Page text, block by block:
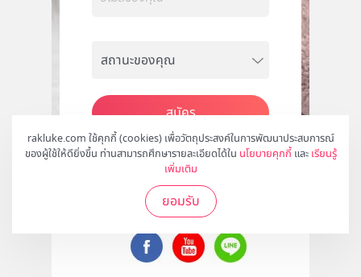
rakluke.com ใช้คุกกี้ (cookies) เพื่อวัตถุประสงค์ในการพัฒนาประสบการณ์
ของผู้ใช้ให้ดียิ่งขึ้น ท่านสามารถศึกษารายละเอียดได้ใน นโยบายคุกกี้ และ เรียนรู้
เพิ่มเติม
ยอมรับ
สมัคร
ติดตามเราได้ที่